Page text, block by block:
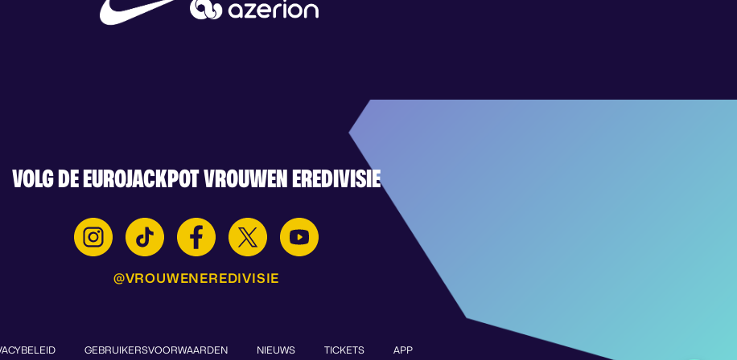
VOLG DE EUROJACKPOT VROUWEN EREDIVISIE
@VROUWENEREDIVISIE
GEBRUIKERSVOORWAARDEN NIEUWS TICKETS APP